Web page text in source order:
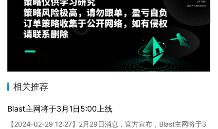
相关推荐
Blast主网将于3月1日5:00上线
【2024-02-29 12:27】2月29日消息，官方宣布，Blast主网将于3